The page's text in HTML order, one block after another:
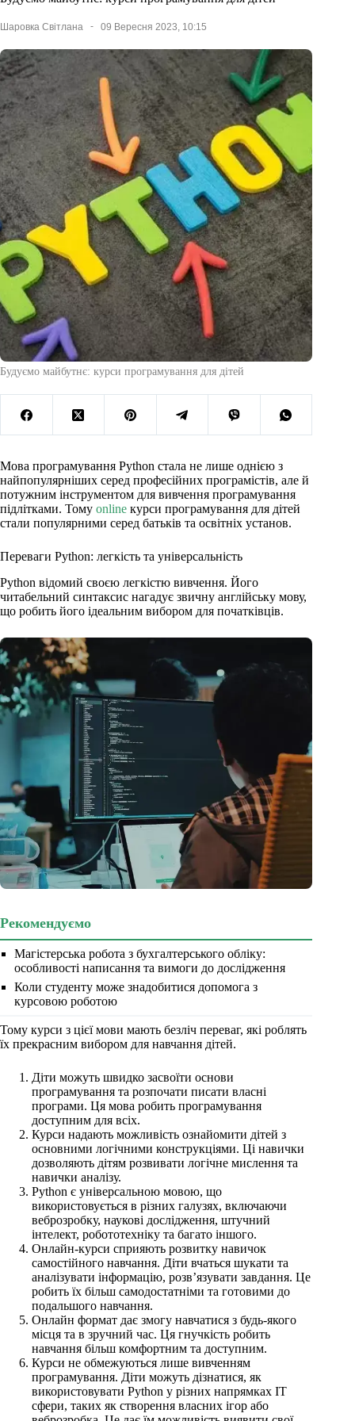
Шаровка Світлана 09 Вересня 2023, 10:15
Будуємо майбутнє: курси програмування для дітей
Мова програмування Python стала не лише однією з
найпопулярніших серед професійних програмістів, але й
потужним інструментом для вивчення програмування
підлітками. Тому online курси програмування для дітей
стали популярними серед батьків та освітніх установ.
Переваги Python: легкість та універсальність
Python відомий своєю легкістю вивчення. Його
читабельний синтаксис нагадує звичну англійську мову,
що робить його ідеальним вибором для початківців.
Рекомендуємо
Магістерська робота з бухгалтерського обліку:
особливості написання та вимоги до дослідження
Коли студенту може знадобитися допомога з
курсовою роботою
Тому курси з цієї мови мають безліч переваг, які роблять
їх прекрасним вибором для навчання дітей.
Діти можуть швидко засвоїти основи
програмування та розпочати писати власні
програми. Ця мова робить програмування
доступним для всіх.
Курси надають можливість ознайомити дітей з
основними логічними конструкціями. Ці навички
дозволяють дітям розвивати логічне мислення та
навички аналізу.
Python є універсальною мовою, що
використовується в різних галузях, включаючи
веброзробку, наукові дослідження, штучний
інтелект, робототехніку та багато іншого.
Онлайн-курси сприяють розвитку навичок
самостійного навчання. Діти вчаться шукати та
аналізувати інформацію, розв’язувати завдання. Це
робить їх більш самодостатніми та готовими до
подальшого навчання.
Онлайн формат дає змогу навчатися з будь-якого
місця та в зручний час. Ця гнучкість робить
навчання більш комфортним та доступним.
Курси не обмежуються лише вивченням
програмування. Діти можуть дізнатися, як
використовувати Python у різних напрямках ІТ
сфери, таких як створення власних ігор або